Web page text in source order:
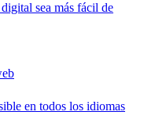
sea más fácil de
en todos los idiomas